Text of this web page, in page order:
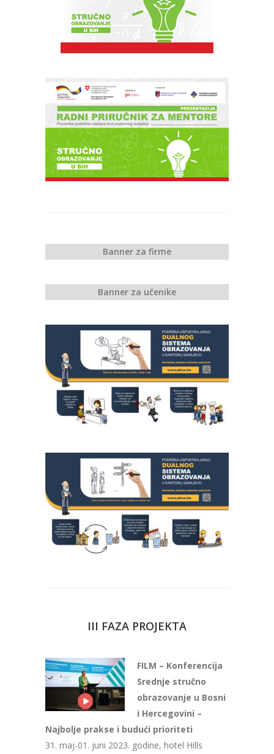
Banner za firme
Banner za učenike
III FAZA PROJEKTA
FILM – Konferencija
Srednje stručno
obrazovanje u Bosni
i Hercegovini –
Najbolje prakse i budući prioriteti
31. maj-01. juni 2023. godine, hotel Hills